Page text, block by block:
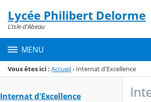
Menu de la rubrique
Contenu
Lycée Philibert Delorme
L'Isle-d'Abeau
MENU
Vous êtes ici : Accueil› Internat d'Excellence
Internat d'Excellence